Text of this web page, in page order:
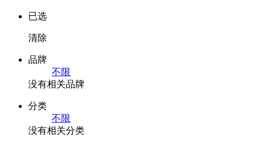
已选
清除
品牌
不限
没有相关品牌
分类
不限
没有相关分类